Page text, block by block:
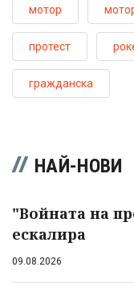
мотор
протест
гражданска
НАЙ-НОВИ
"Войната на
ескалира
09.08.2026